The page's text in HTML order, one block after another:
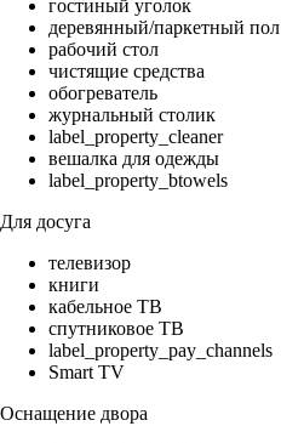
гостиный уголок
деревянный/паркетный пол
рабочий стол
чистящие средства
обогреватель
журнальный столик
label_property_cleaner
вешалка для одежды
label_property_btowels
Для досуга
телевизор
книги
кабельное ТВ
спутниковое ТВ
label_property_pay_channels
Smart TV
Оснащение двора